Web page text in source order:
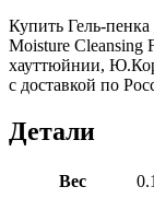
Купить Гель-
Moisture Cleansing
хауттюйнии,
с доставкой по
Детали
Вес